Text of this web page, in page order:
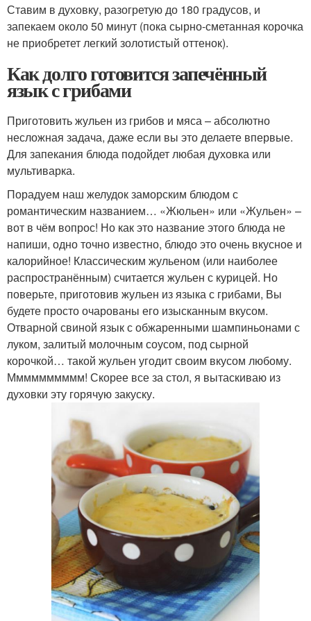
Ставим в духовку, разогретую до 180 градусов, и
запекаем около 50 минут (пока сырно-сметанная корочка
не приобретет легкий золотистый оттенок).
Как долго готовится запечённый
язык с грибами
Приготовить жульен из грибов и мяса – абсолютно
несложная задача, даже если вы это делаете впервые.
Для запекания блюда подойдет любая духовка или
мультиварка.
Порадуем наш желудок заморским блюдом с
романтическим названием… «Жюльен» или «Жульен» –
вот в чём вопрос! Но как это название этого блюда не
напиши, одно точно известно, блюдо это очень вкусное и
калорийное! Классическим жульеном (или наиболее
распространённым) считается жульен с курицей. Но
поверьте, приготовив жульен из языка с грибами, Вы
будете просто очарованы его изысканным вкусом.
Отварной свиной язык с обжаренными шампиньонами с
луком, залитый молочным соусом, под сырной
корочкой… такой жульен угодит своим вкусом любому.
Мммммммммм! Скорее все за стол, я вытаскиваю из
духовки эту горячую закуску.